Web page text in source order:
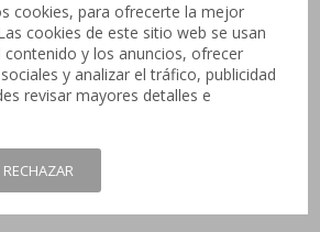
cookies, para ofrecerte la mejor
cookies de este sitio web se usan
contenido y los anuncios, ofrecer
y analizar el tráfico, publicidad
revisar mayores detalles e
RECHAZAR
Cesta MILAS W16xL25xH10
plegable verde
HASTA